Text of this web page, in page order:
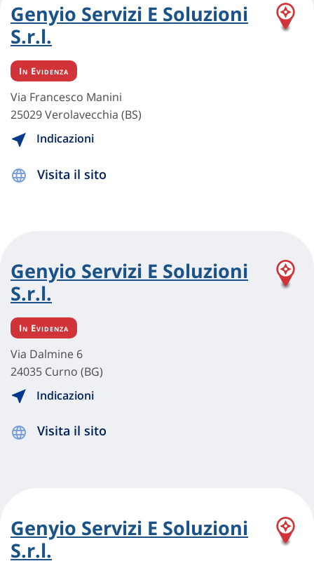
Genyio Servizi E Soluzioni
S.r.l.
In Evidenza
Via Francesco Manini
25029 Verolavecchia (BS)
Indicazioni
Visita il sito
Genyio Servizi E Soluzioni
S.r.l.
In Evidenza
Via Dalmine 6
24035 Curno (BG)
Indicazioni
Visita il sito
Genyio Servizi E Soluzioni
S.r.l.